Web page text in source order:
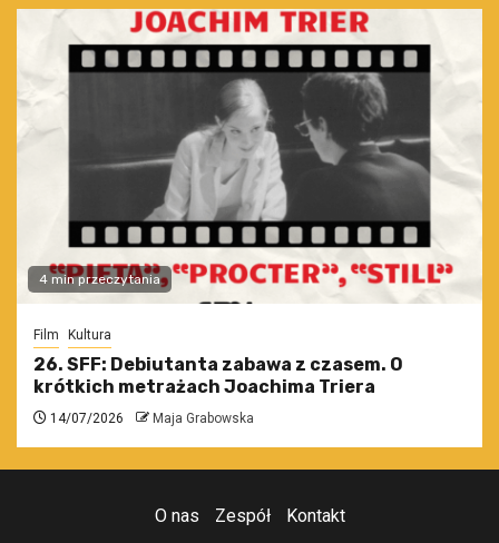
4 min przeczytania
Film Kultura
26. SFF: Debiutanta zabawa z czasem. O
krótkich metrażach Joachima Triera
14/07/2026 Maja Grabowska
O nas Zespół Kontakt